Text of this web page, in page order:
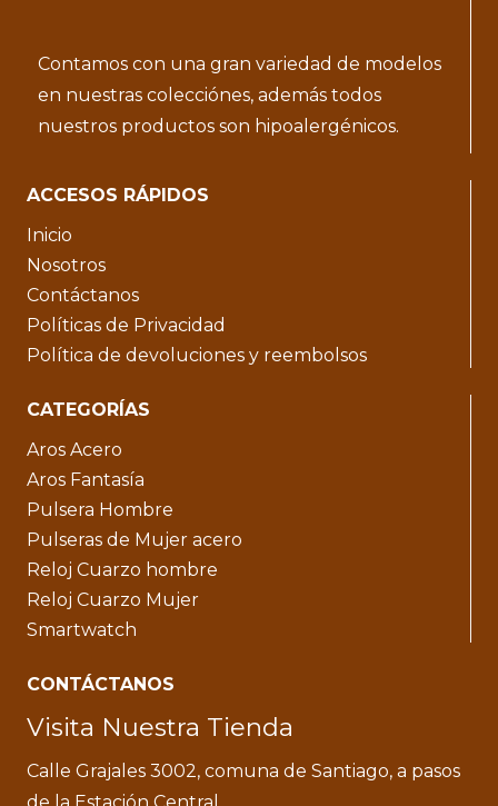
Contamos con una gran variedad de modelos
en nuestras colecciónes, además todos
nuestros productos son hipoalergénicos.
ACCESOS RÁPIDOS
Inicio
Nosotros
Contáctanos
Políticas de Privacidad
Política de devoluciones y reembolsos
CATEGORÍAS
Aros Acero
Aros Fantasía
Pulsera Hombre
Pulseras de Mujer acero
Reloj Cuarzo hombre
Reloj Cuarzo Mujer
Smartwatch
CONTÁCTANOS
Visita Nuestra Tienda
Calle Grajales 3002, comuna de Santiago, a pasos